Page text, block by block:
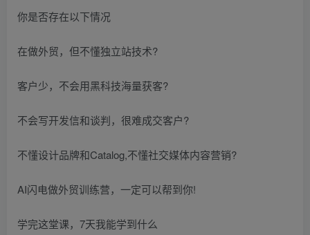
你是否存在以下情况
在做外贸，但不懂独立站技术?
客户少，不会用黑科技海量获客?
不会写开发信和谈判，很难成交客户?
不懂设计品牌和Catalog,不懂社交媒体内容营销?
AI闪电做外贸训练营，一定可以帮到你!
学完这堂课，7天我能学到什么